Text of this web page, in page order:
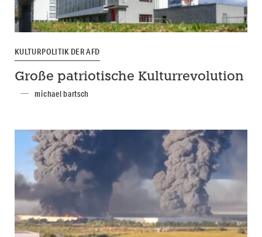
KULTURPOLITIK DER AFD
Große patriotische Kulturrevolution
michael bartsch